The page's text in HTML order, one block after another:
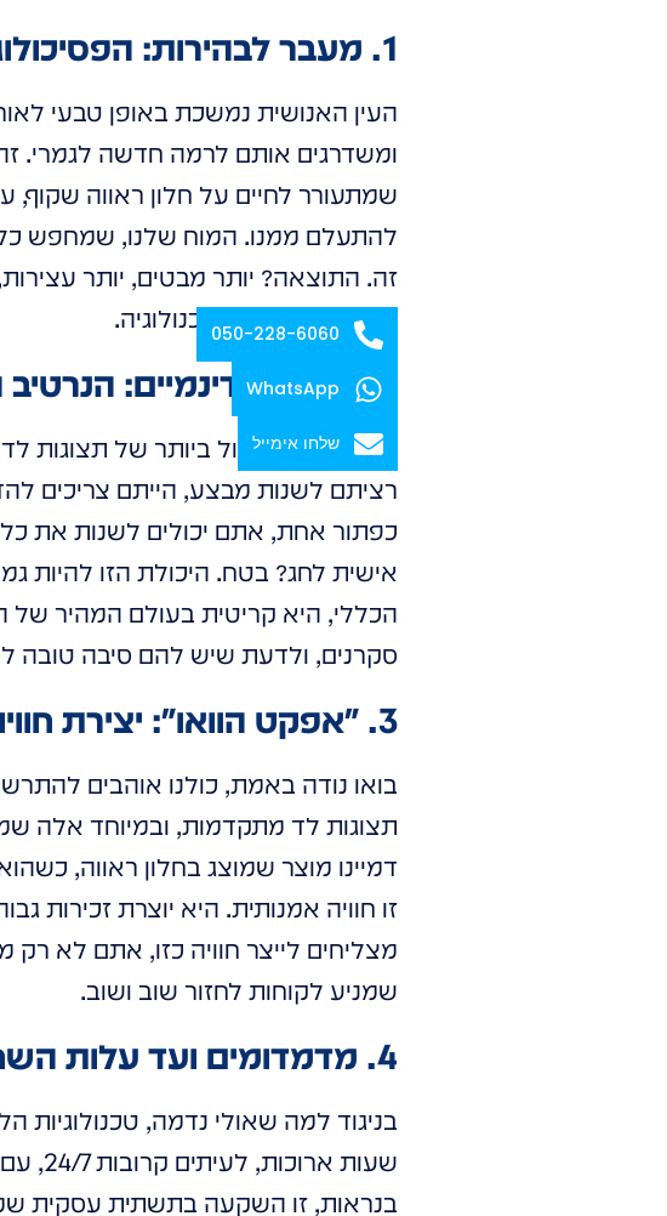
1. מעבר לבהירות: הפסיכולוגיה של המשיכה
העין האנושית נמשכת באופן טבעי
ומשדרגים אותם לרמה חדשה לגמרי.
שמתעורר לחיים על חלון ראווה
להתעלם ממנו. המוח שלנו, שמחפש כל
זה. התוצאה? יותר מבטים, יותר
במיטבה, מגובה בטכנולוגיה.
2. סיפורים דינמיים: הנרטיב המתפתח תמיד של המותג שלכם
היתרון אולי הגדול ביותר של תצוגות
רציתם לשנות מבצע, הייתם צריכים
כפתור אחת, אתם יכולים לשנות את
אישית לחג? בטח. היכולת הזו להיות
הכללי, היא קריטית בעולם המהיר
סקרנים, ולדעת שיש להם סיבה
3. "אפקט הוואו": יצירת חוויות בלתי נשכחות (ומכירות!)
בואו נודה באמת, כולנו אוהבים
תצוגות לד מתקדמות, ובמיוחד אלה
דמיינו מוצר שמוצג בחלון ראווה,
זו חוויה אמנותית. היא יוצרת
מצליחים לייצר חוויה כזו, אתם לא רק
שמניע לקוחות לחזור שוב ושוב.
4. מדמדומים ועד עלות השחר: יעילות אנרגטית ועמידות – ההשקעה החכמה
בניגוד למה שאולי נדמה, טכנולוגיות
שעות
בנראות, זו השקעה בתשתית עסקית
050-228-6060
WhatsApp
שלחו אימייל